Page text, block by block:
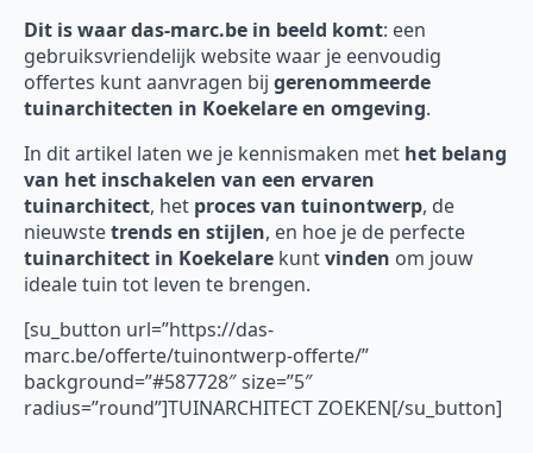
Dit is waar das-marc.be in beeld komt: een
gebruiksvriendelijk website waar je eenvoudig
offertes kunt aanvragen bij gerenommeerde
tuinarchitecten in Koekelare en omgeving.
In dit artikel laten we je kennismaken met het belang
van het inschakelen van een ervaren
tuinarchitect, het proces van tuinontwerp, de
nieuwstetrends en stijlen, en hoe je de perfecte
tuinarchitect in Koekelare kuntvinden om jouw
ideale tuin tot leven te brengen.
[su_button url=”https://das-
marc.be/offerte/tuinontwerp-offerte/”
background=”#587728″ size=”5″
radius=”round”]TUINARCHITECT ZOEKEN[/su_button]